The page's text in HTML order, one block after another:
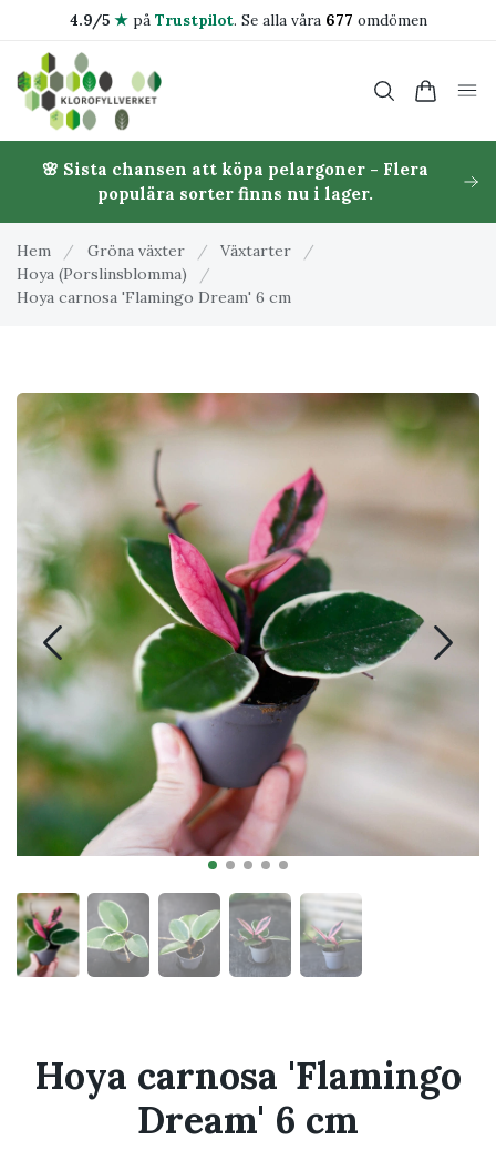
4.9/5 ★på Trustpilot. Se alla våra 677 omdömen
🌸 Sista chansen att köpa pelargoner - Flera
populära sorter finns nu i lager.
Hem / Gröna växter / Växtarter
/
Hoya (Porslinsblomma)
/
Hoya carnosa 'Flamingo Dream' 6 cm
Hoya carnosa 'Flamingo
Dream' 6 cm